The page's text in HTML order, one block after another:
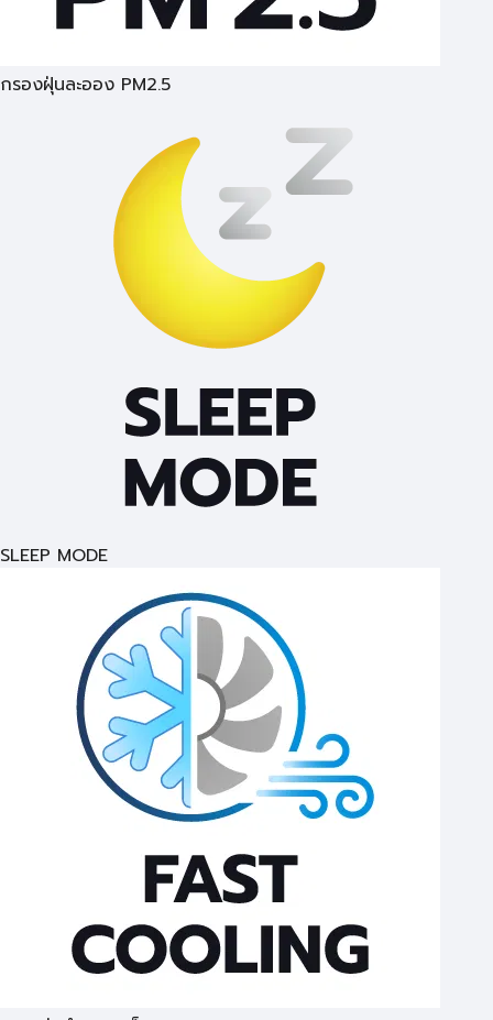
กรองฝุ่นละออง PM2.5
SLEEP MODE